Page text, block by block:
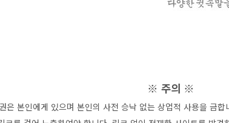
※ 주의 ※
은 본인에게 있으며 본인의 사전 승낙 없는 상업적 사용을 금